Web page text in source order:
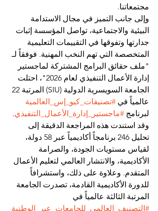
مجتمعاتنا.
وإلى جانب التميز في مجال الاستدامة
البيئية والاجتماعية، تواصل المؤسسة إثبات
جدارتها وتفوقها في التقييمات التعليمية
المتخصصة التي تهم النخب المهنية. فوفقاً لـ
"ملف حقائق البرامج المشتركة لماجستير
إدارة الأعمال التنفيذي لعام 2026"، احتلت
عالمياً في #تصنيفات_كيو_إس_العالمية
لبرنامج #ماجستير_إدارة_الأعمال_التنفيذي.
وقد استندت هذه المراجعة الدقيقة إلى
تحليل 246 برنامجاً أكاديمياً عبر 58 دولة،
لقياس مستويات الجودة، والصرامة
الأكاديمية، والانتشار العالمي لتعليم الأعمال
المتقدم. وعلاوة على ذلك، واستشرافاً
للدورة الأكاديمية القادمة، تصدرت الجامعة
المرتبة الثالثة عالمياً في
#التصنيف_العالمي_للجامعات_عبر_الوطنية